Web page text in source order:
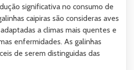
significativa no consumo de
caipiras são consideras aves
a climas mais quentes e
enfermidades. As galinhas
de serem distinguidas das